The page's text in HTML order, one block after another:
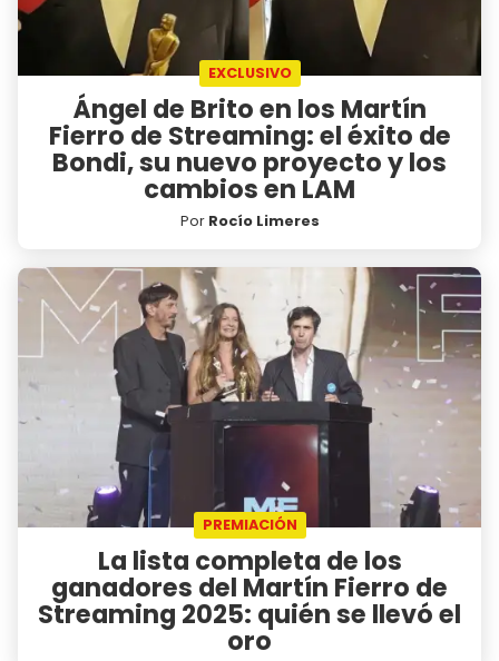
EXCLUSIVO
Ángel de Brito en los Martín
Fierro de Streaming: el éxito de
Bondi, su nuevo proyecto y los
cambios en LAM
Por Rocío Limeres
PREMIACIÓN
La lista completa de los
ganadores del Martín Fierro de
Streaming 2025: quién se llevó el
oro